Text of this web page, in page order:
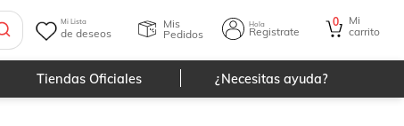
Mi Lista
de deseos
Mis
Pedidos
Hola
Registrate
0
Mi
carrito
Tiendas Oficiales ¿Necesitas ayuda?